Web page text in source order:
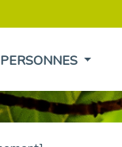
PERSONNES